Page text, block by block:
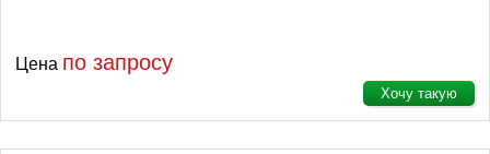
Цена по запросу
Хочу такую